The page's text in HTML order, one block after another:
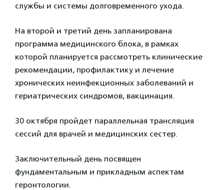
службы и системы долговременного ухода.
На второй и третий день запланирована
программа медицинского блока, в рамках
которой планируется рассмотреть клинические
рекомендации, профилактику и лечение
хронических неинфекционных заболеваний и
гериатрических синдромов, вакцинация.
30 октября пройдет параллельная трансляция
сессий для врачей и медицинских сестер.
Заключительный день посвящен
фундаментальным и прикладным аспектам
геронтологии.